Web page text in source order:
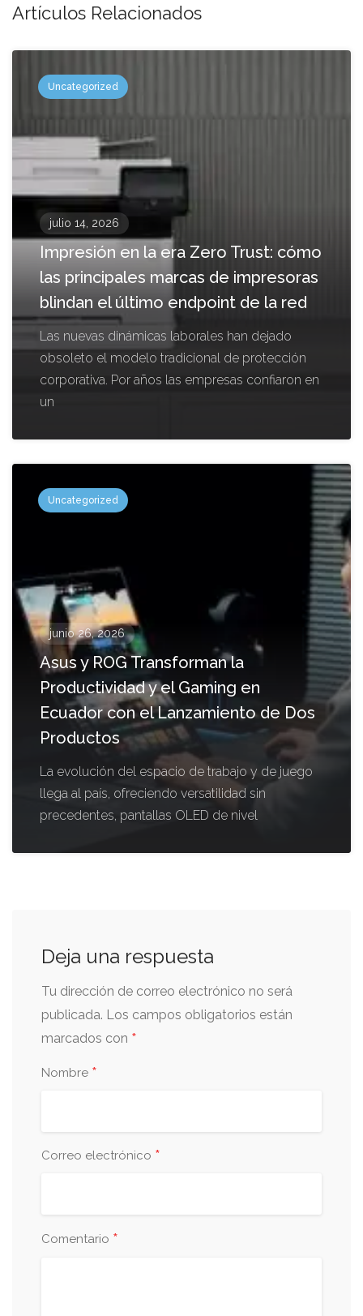
Artículos Relacionados
Uncategorized
julio 14, 2026
Impresión en la era Zero Trust: cómo
las principales marcas de impresoras
blindan el último endpoint de la red
Las nuevas dinámicas laborales han dejado
obsoleto el modelo tradicional de protección
corporativa. Por años las empresas confiaron en
un
Uncategorized
junio 26, 2026
Asus y ROG Transforman la
Productividad y el Gaming en
Ecuador con el Lanzamiento de Dos
Productos
La evolución del espacio de trabajo y de juego
llega al país, ofreciendo versatilidad sin
precedentes, pantallas OLED de nivel
Deja una respuesta
Tu dirección de correo electrónico no será
publicada. Los campos obligatorios están
marcados con *
Nombre *
Correo electrónico *
Comentario *